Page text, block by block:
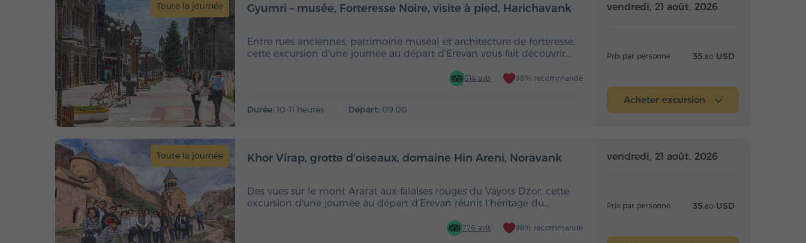
Toute la journée Toute la journée Toute la journée Toute la journée
Gyumri – musée, Forteresse Noire, visite à pied, Harichavank
Entre rues anciennes, patrimoine muséal et architecture de forteresse,
cette excursion d'une journée au départ d'Erevan vous fait découvrir…
314 avis 98% recommandé
Durée: 10-11 heures Départ: 09:00
vendredi, 21 août, 2026
Prix par personne 35.80 USD
Acheter excursion
Toute la journée Toute la journée Toute la journée Toute la journée
Khor Virap, grotte d'oiseaux, domaine Hin Areni, Noravank
Des vues sur le mont Ararat aux falaises rouges du Vayots Dzor, cette
excursion d'une journée au départ d'Erevan réunit l'héritage du…
726 avis 98% recommandé
vendredi, 21 août, 2026
Prix par personne 35.80 USD